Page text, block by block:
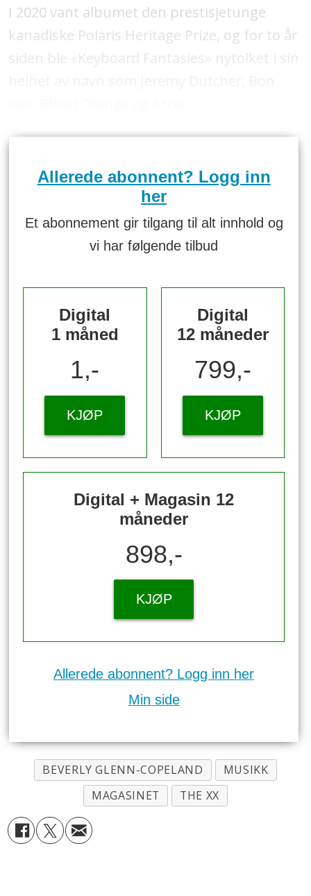
I 2020 vant albumet den prestisjetunge
kanadiske Polaris Heritage Prize, og for to år
siden ble «Keyboard Fantasies» nytolket i sin
Allerede abonnent? Logg inn
her
Et abonnement gir tilgang til alt innhold og
vi har følgende tilbud
Digital
1 måned
1,-
KJØP
Digital
12 måneder
799,-
KJØP
Digital + Magasin 12
måneder
898,-
KJØP
Allerede abonnent? Logg inn her
Min side
BEVERLY GLENN-COPELAND
MUSIKK
MAGASINET
THE XX